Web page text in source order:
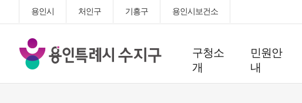
용인시 처인구 기흥구 용인시보건소
용
인
특
구청소
개
민원안
내